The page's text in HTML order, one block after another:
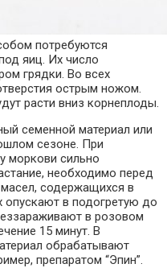
потребуются
яиц. Их число
грядки. Во всех
острым ножом.
расти вниз корнеплоды.
семенной материал или
сезоне. При
моркови сильно
необходимо перед
содержащихся в
опускают в подогретую до
в розовом
15 минут. В
обрабатывают
препаратом “Эпин”.